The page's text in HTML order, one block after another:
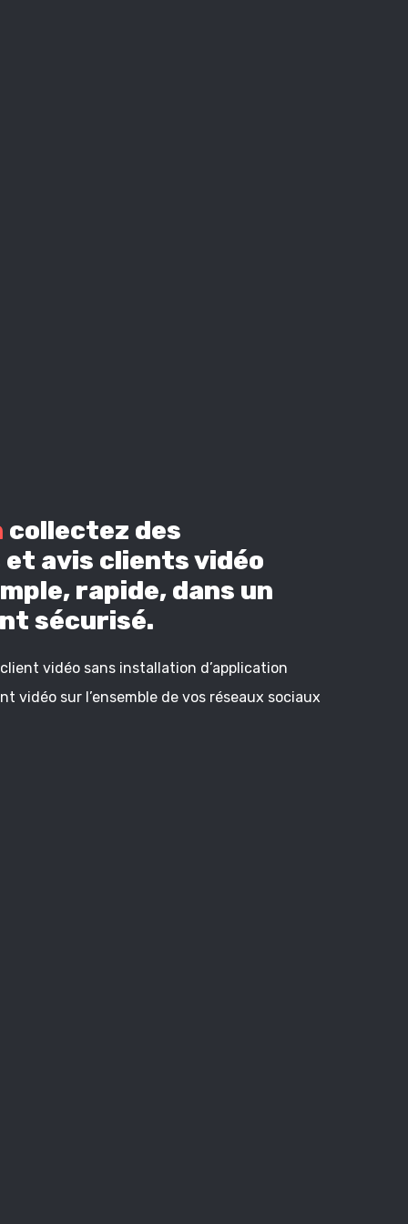
collectez des
et avis clients vidéo
rapide, dans un
sécurisé.
vidéo sans installation d’application
vidéo sur l’ensemble de vos réseaux sociaux